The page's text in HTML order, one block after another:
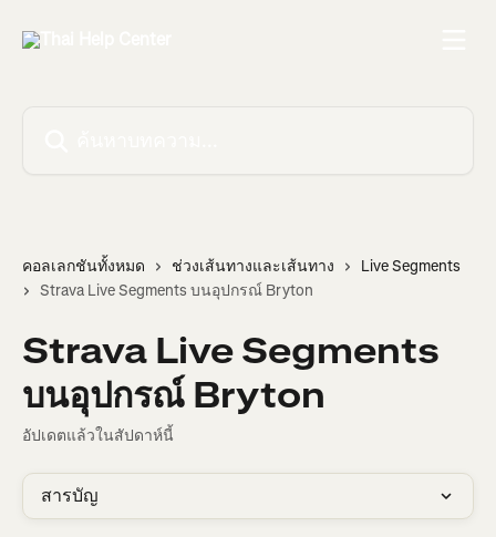
คอลเลกชันทั้งหมด ช่วงเส้นทางและเส้นทาง
Live Segments
Strava Live Segments บนอุปกรณ์ Bryton
Strava Live Segments
บนอุปกรณ์ Bryton
อัปเดตแล้วในสัปดาห์นี้
สารบัญ